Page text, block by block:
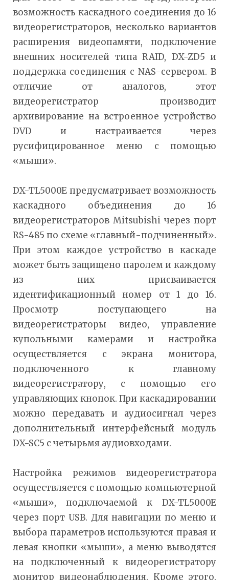
возможность каскадного соединения до 16
видеорегистраторов, несколько вариантов
расширения видеопамяти, подключение
внешних носителей типа RAID, DX-ZD5 и
поддержка соединения с NAS-сервером. В
отличие от аналогов, этот
видеорегистратор производит
архивирование на встроенное устройство
DVD и настраивается через
русифицированное меню с помощью
«мыши».
DX-TL5000E предусматривает возможность
каскадного объединения до 16
видеорегистраторов Mitsubishi через порт
RS-485 по схеме «главный-подчиненный».
При этом каждое устройство в каскаде
может быть защищено паролем и каждому
из них присваивается
идентификационный номер от 1 до 16.
Просмотр поступающего на
видеорегистраторы видео, управление
купольными камерами и настройка
осуществляется с экрана монитора,
подключенного к главному
видеорегистратору, с помощью его
управляющих кнопок. При каскадировании
можно передавать и аудиосигнал через
дополнительный интерфейсный модуль
DX-SC5 с четырьмя аудиовходами.
Настройка режимов видеорегистратора
осуществляется с помощью компьютерной
«мыши», подключаемой к DX-TL5000E
через порт USB. Для навигации по меню и
выбора параметров используются правая и
левая кнопки «мыши», а меню выводятся
на подключенный к видеорегистратору
монитор видеонаблюдения. Кроме этого,